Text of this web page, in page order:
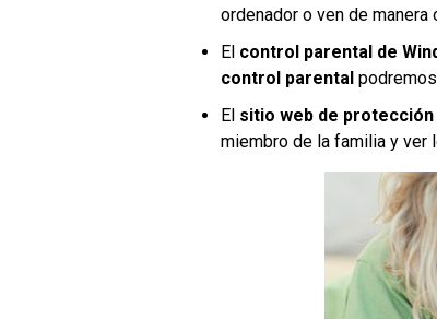
ordenador o ven de manera
El control parental de
control parental
El sitio web de
miembro de la familia y ver